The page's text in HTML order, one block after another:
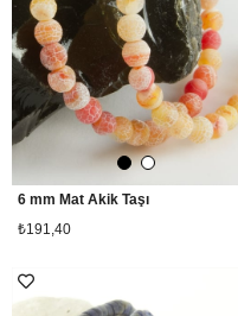
6 mm Mat Akik Taşı
₺191,40